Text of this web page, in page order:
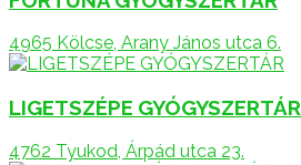
4965 Kölcse, Arany János utca 6.
LIGETSZÉPE GYÓGYSZERTÁR
4762 Tyukod, Árpád utca 23.